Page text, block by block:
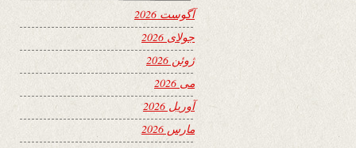
آگوست 2026
جولای 2026
ژوئن 2026
می 2026
آوریل 2026
مارس 2026